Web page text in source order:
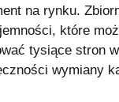
na rynku.
które
tysiące stron
wymiany